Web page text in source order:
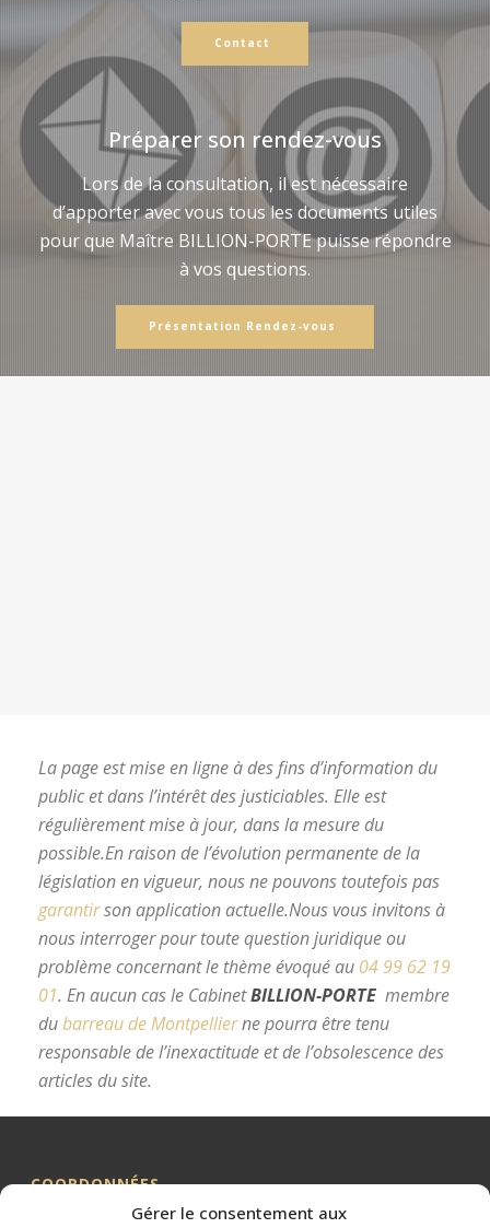
Gérer le consentement aux
Contact
Préparer son rendez-vous
Lors de la consultation, il est nécessaire
d’apporter avec vous tous les documents utiles
pour que Maître BILLION-PORTE puisse répondre
à vos questions.
Présentation Rendez-vous
La page est mise en ligne à des fins d’information du
public et dans l’intérêt des justiciables. Elle est
régulièrement mise à jour, dans la mesure du
possible.En raison de l’évolution permanente de la
législation en vigueur, nous ne pouvons toutefois pas
garantirson application actuelle.Nous vous invitons à
nous interroger pour toute question juridique ou
problème concernant le thème évoqué au 04 99 62 19
01. En aucun cas le CabinetBILLION-PORTE membre
dubarreau de Montpellierne pourra être tenu
responsable de l’inexactitude et de l’obsolescence des
articles du site.
COORDONNÉES
Me BILLION-PORTE